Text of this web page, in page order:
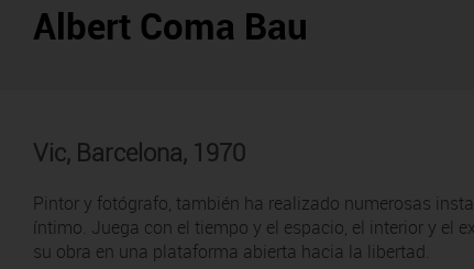
Albert Coma Bau
Vic, Barcelona, 1970
Pintor y fotógrafo, también ha realizado numerosas
íntimo. Juega con el tiempo y el espacio, el interior y el
su obra en una plataforma abierta hacia la libertad.